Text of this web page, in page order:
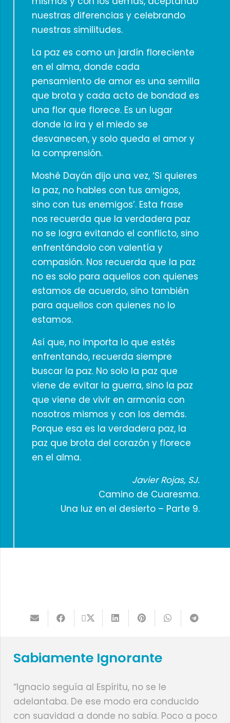
nuestras diferencias y celebrando
nuestras similitudes.
La paz es como un jardín floreciente
en el alma, donde cada
pensamiento de amor es una semilla
que brota y cada acto de bondad es
una flor que florece. Es un lugar
donde la ira y el miedo se
desvanecen, y solo queda el amor y
la comprensión.
Moshé Dayán dijo una vez, ‘Si quieres
la paz, no hables con tus amigos,
sino con tus enemigos’. Esta frase
nos recuerda que la verdadera paz
no se logra evitando el conflicto, sino
enfrentándolo con valentía y
compasión. Nos recuerda que la paz
no es solo para aquellos con quienes
estamos de acuerdo, sino también
para aquellos con quienes no lo
estamos.
Así que, no importa lo que estés
enfrentando, recuerda siempre
buscar la paz. No solo la paz que
viene de evitar la guerra, sino la paz
que viene de vivir en armonía con
nosotros mismos y con los demás.
Porque esa es la verdadera paz, la
paz que brota del corazón y florece
en el alma.
Javier Rojas, SJ.
Camino de Cuaresma.
Una luz en el desierto – Parte 9.
Sabiamente Ignorante
“Ignacio seguía al Espíritu, no se le
adelantaba. De ese modo era conducido
con suavidad a donde no sabía. Poco a poco